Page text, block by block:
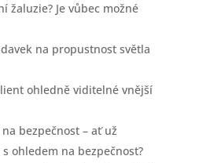
žaluzie? Je vůbec možné
na propustnost světla
ohledně viditelné vnější
bezpečnost – ať už
ohledem na bezpečnost?